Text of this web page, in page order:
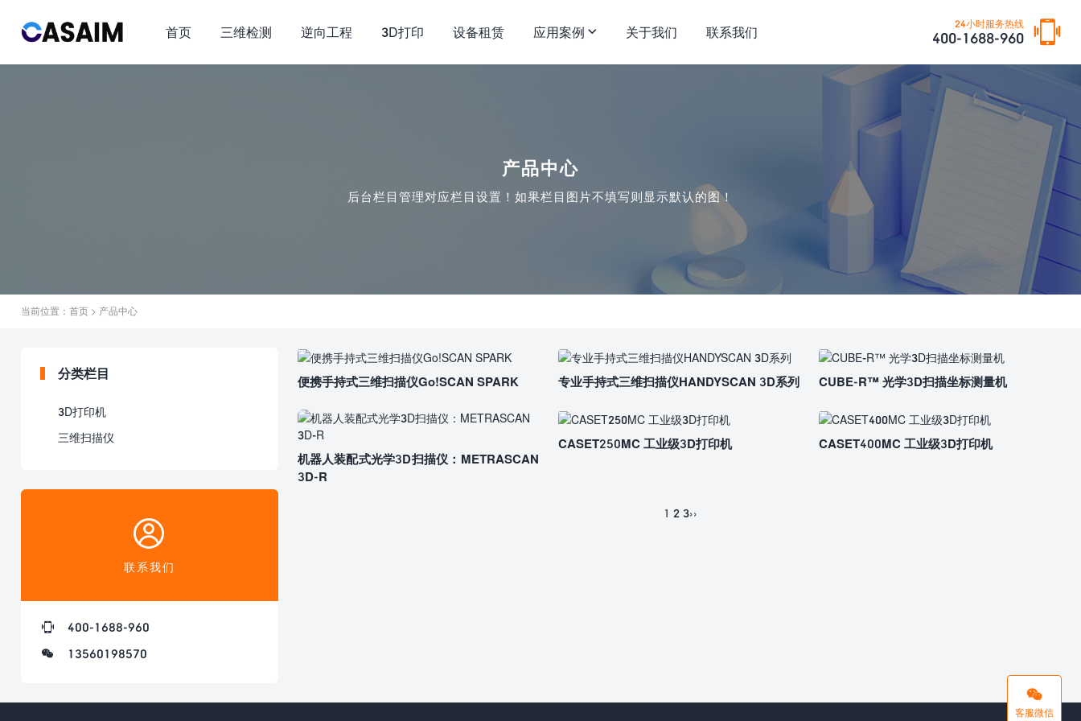
24小时服务热线
400-1688-960
首页 三维检测 逆向工程 3D打印 设备租赁 应用案例 关于我们 联系我们
产品中心
后台栏目管理对应栏目设置！如果栏目图片不填写则显示默认的图！
当前位置： 首页> 产品中心
便携手持式三维扫描仪Go!SCAN SPARK 专业手持式三维扫描仪HANDYSCAN 3D系列 CUBE-R™ 光学3D扫描坐标测量机
机器人装配式光学3D扫描仪：METRASCAN
3D-R
CASET250MC 工业级3D打印机 CASET400MC 工业级3D打印机
1 2 3››
分类栏目
3D打印机
三维扫描仪
联系我们
400-1688-960
13560198570
客服微信